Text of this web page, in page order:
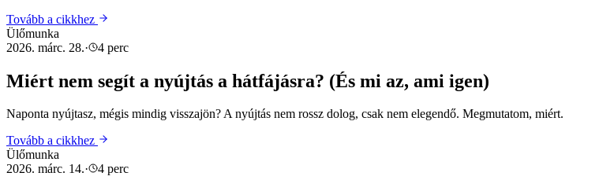
Tovább a cikkhez
Ülőmunka
2026. márc. 28.· 4 perc
Miért nem segít a nyújtás a hátfájásra? (És mi az, ami igen)
Naponta nyújtasz, mégis mindig visszajön? A nyújtás nem rossz dolog, csak nem elegendő. Megmutatom, miért.
Tovább a cikkhez
Ülőmunka
2026. márc. 14.· 4 perc